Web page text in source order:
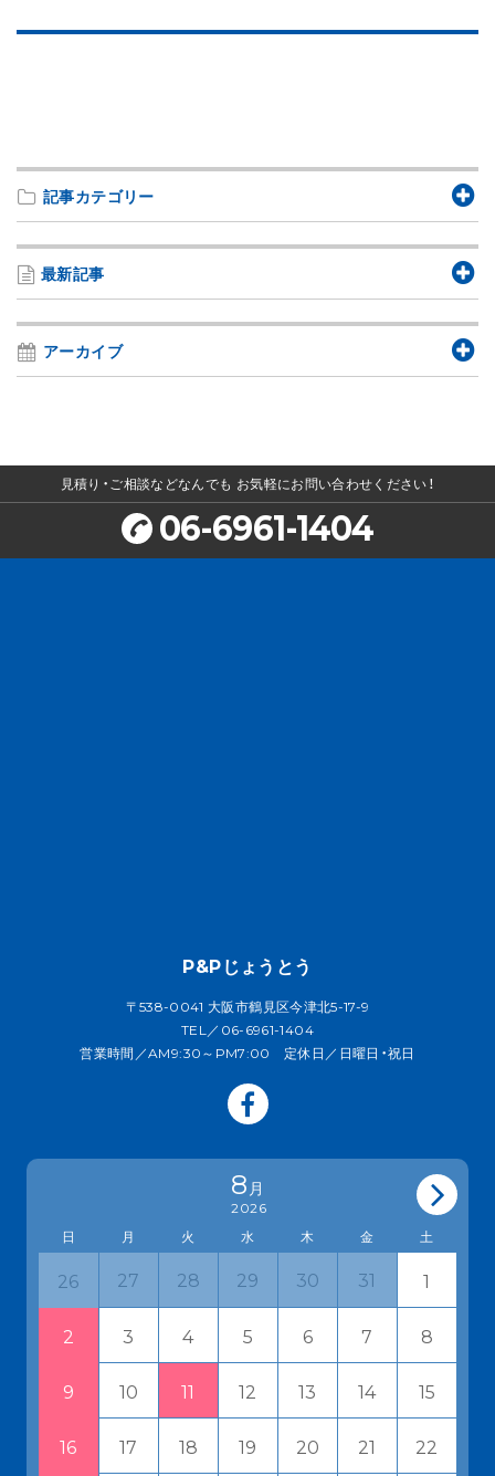
記事カテゴリー
最新記事
アーカイブ
見積り・ご相談などなんでも お気軽にお問い合わせください！
06-6961-1404
P&Pじょうとう
〒538-0041 大阪市鶴見区今津北5-17-9
TEL／06-6961-1404
営業時間／AM9:30～PM7:00 定休日／日曜日・祝日
8 月
2026
日
月 火 水 木 金 土
26 27 28 29 30 31 1
2 3 4 5 6 7 8
9 10 11 12 13 14 15
16 17 18 19 20 21 22